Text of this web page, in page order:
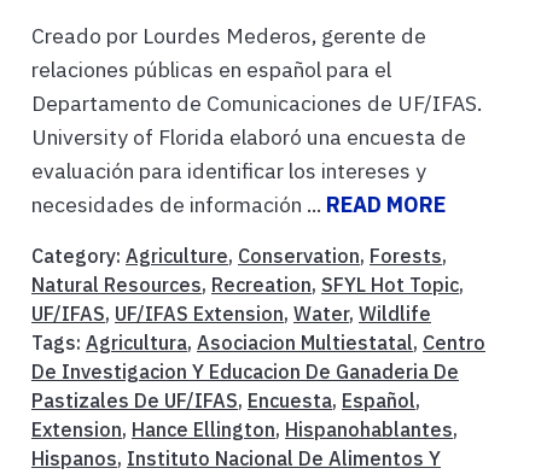
Creado por Lourdes Mederos, gerente de
relaciones públicas en español para el
Departamento de Comunicaciones de UF/IFAS.
University of Florida elaboró una encuesta de
evaluación para identificar los intereses y
necesidades de información ... READ MORE
Category: Agriculture, Conservation, Forests,
Natural Resources, Recreation, SFYL Hot Topic,
UF/IFAS, UF/IFAS Extension, Water, Wildlife
Tags: Agricultura, Asociacion Multiestatal, Centro
De Investigacion Y Educacion De Ganaderia De
Pastizales De UF/IFAS, Encuesta, Español,
Extension, Hance Ellington, Hispanohablantes,
Hispanos, Instituto Nacional De Alimentos Y